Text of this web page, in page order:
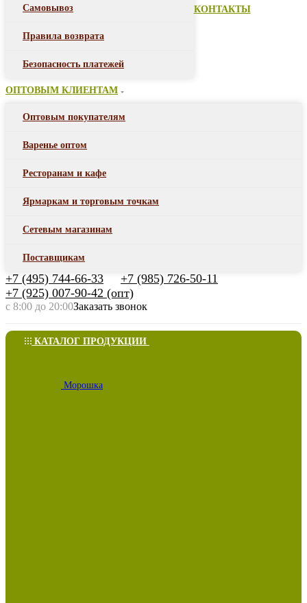
Самовывоз
Правила возврата
Безопасность платежей
КОНТАКТЫ
ОПТОВЫМ КЛИЕНТАМ
Оптовым покупателям
Варенье оптом
Ресторанам и кафе
Ярмаркам и торговым точкам
Сетевым магазинам
Поставщикам
+7 (495) 744-66-33
+7 (985) 726-50-11
+7 (925) 007-90-42 (опт)
с 8:00 до 20:00Заказать звонок
КАТАЛОГ ПРОДУКЦИИ
Морошка